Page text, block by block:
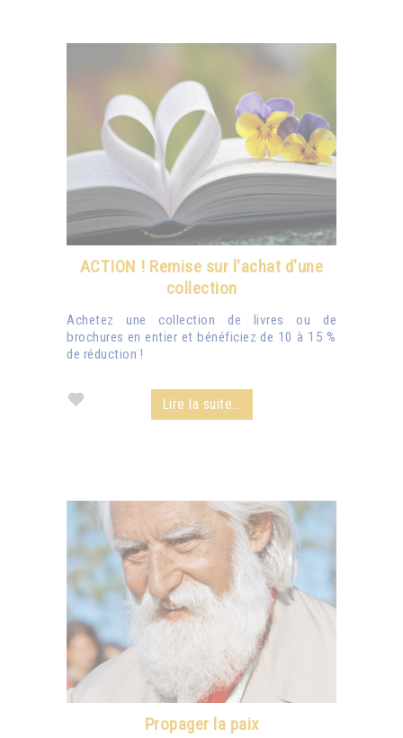
ACTION ! Remise sur l'achat d'une
collection
Achetez une collection de livres ou de
brochures en entier et bénéficiez de 10 à 15 %
de réduction !
Lire la suite...
Propager la paix